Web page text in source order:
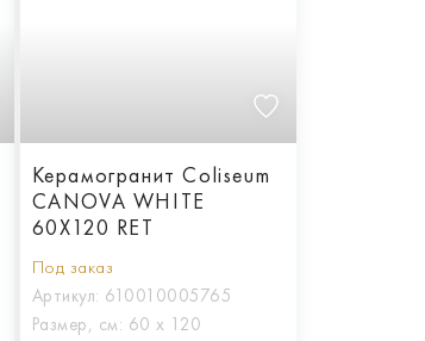
Керамогранит Coliseum
CANOVA WHITE
60X120 RET
Под заказ
Артикул: 610010005765
Размер, см: 60 х 120